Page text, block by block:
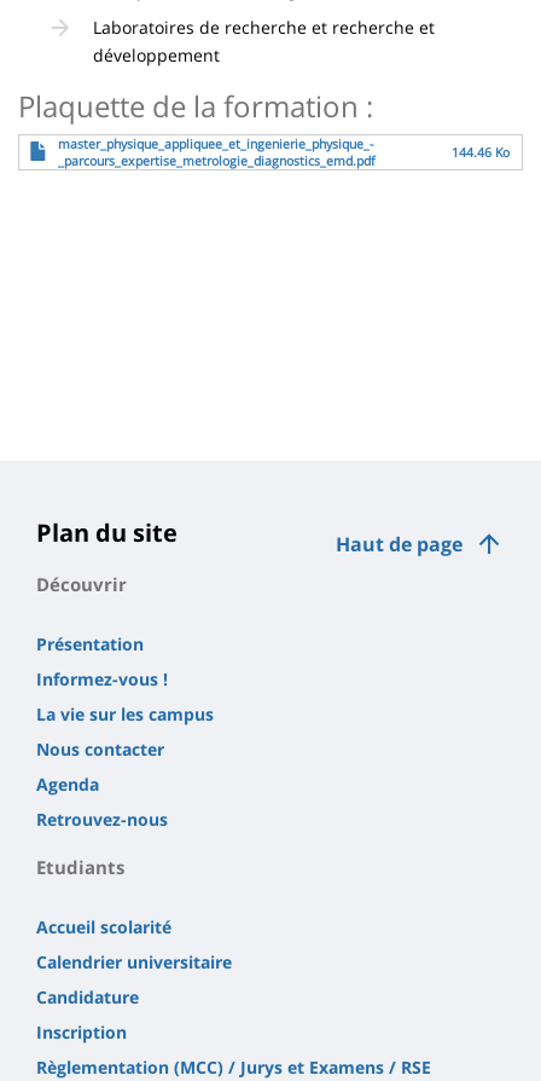
Laboratoires de recherche et recherche et
développement
Plaquette de la formation :
Fichiermaster_physique_appliquee_et_ingenierie_physique_-
_parcours_expertise_metrologie_diagnostics_emd.pdf
144.46 Ko
Haut de page
Plan du site
Découvrir
Présentation
Informez-vous !
La vie sur les campus
Nous contacter
Agenda
Retrouvez-nous
Etudiants
Accueil scolarité
Calendrier universitaire
Candidature
Inscription
Règlementation (MCC) / Jurys et Examens / RSE